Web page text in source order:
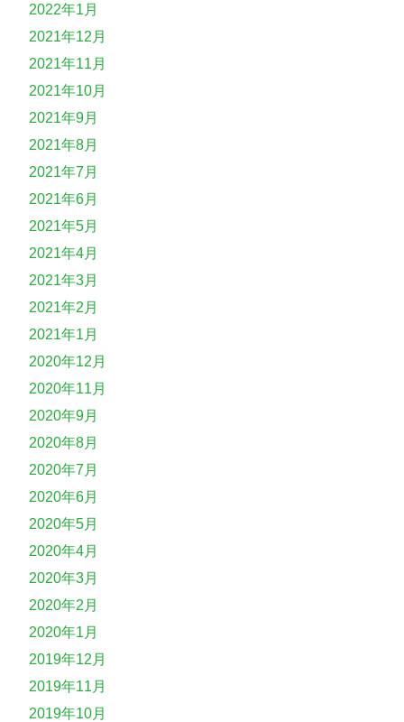
2022年1月
2021年12月
2021年11月
2021年10月
2021年9月
2021年8月
2021年7月
2021年6月
2021年5月
2021年4月
2021年3月
2021年2月
2021年1月
2020年12月
2020年11月
2020年9月
2020年8月
2020年7月
2020年6月
2020年5月
2020年4月
2020年3月
2020年2月
2020年1月
2019年12月
2019年11月
2019年10月